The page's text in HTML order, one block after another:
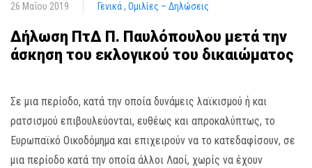
26 Μαΐου 2019 Γενικά Ομιλίες – Δηλώσεις
Δήλωση ΠτΔ Π. Παυλόπουλου μετά την
άσκηση του εκλογικού του δικαιώματος
Σε μια περίοδο, κατά την οποία δυνάμεις λαϊκισμού ή και
ρατσισμού επιβουλεύονται, ευθέως και απροκαλύπτως, το
Ευρωπαϊκό Οικοδόμημα και επιχειρούν να το κατεδαφίσουν, σε
μια περίοδο κατά την οποία άλλοι Λαοί, χωρίς να έχουν